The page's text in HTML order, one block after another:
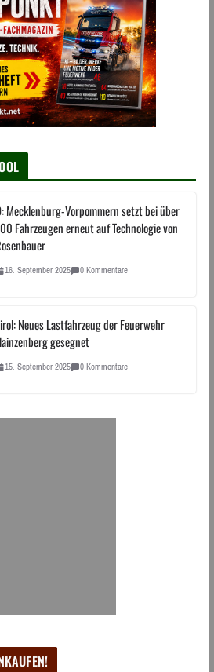
Mecklenburg-Vorpommern setzt bei über
Fahrzeugen erneut auf Technologie von
16. September 2025 0 Kommentare
Neues Lastfahrzeug der Feuerwehr
gesegnet
15. September 2025 0 Kommentare